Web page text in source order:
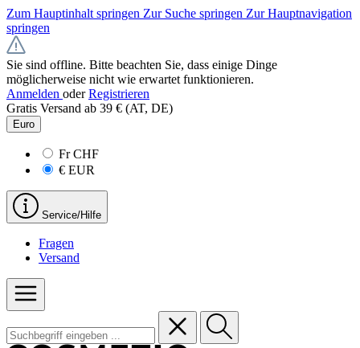
Zum Hauptinhalt springen Zur Suche springen Zur Hauptnavigation
springen
Sie sind offline. Bitte beachten Sie, dass einige Dinge
möglicherweise nicht wie erwartet funktionieren.
Anmelden oder Registrieren
Gratis Versand ab 39 € (AT, DE)
Euro
FrCHF
€ EUR
Service/Hilfe
Fragen
Versand